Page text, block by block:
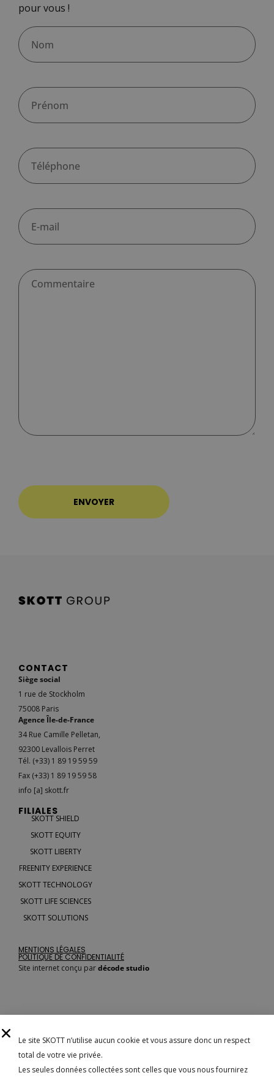
pour vous !
ENVOYER
CONTACT
Siège social
1 rue de Stockholm
75008 Paris
Agence Île-de-France
34 Rue Camille Pelletan,
92300 Levallois Perret
Tél. (+33) 1 89 19 59 59
Fax (+33) 1 89 19 59 58
info [a] skott.fr
FILIALES
SKOTT SHIELD
SKOTT EQUITY
SKOTT LIBERTY
FREENITY EXPERIENCE
SKOTT TECHNOLOGY
SKOTT LIFE SCIENCES
SKOTT SOLUTIONS
MENTIONS LÉGALES
POLITIQUE DE CONFIDENTIALITÉ
Site internet conçu pardécode studio
© SKOTT GROUP - 2023
Le site SKOTT n’utilise aucun cookie et vous assure donc un respect
total de votre vie privée.
Les seules données collectées sont celles que vous nous fournirez